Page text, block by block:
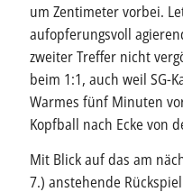
um Zentimeter vorbei.
aufopferungsvoll
zweiter Treffer nicht
beim 1:1, auch weil SG-
Warmes fünf Minuten
Kopfball nach Ecke von
Mit Blick auf das am
7.) anstehende